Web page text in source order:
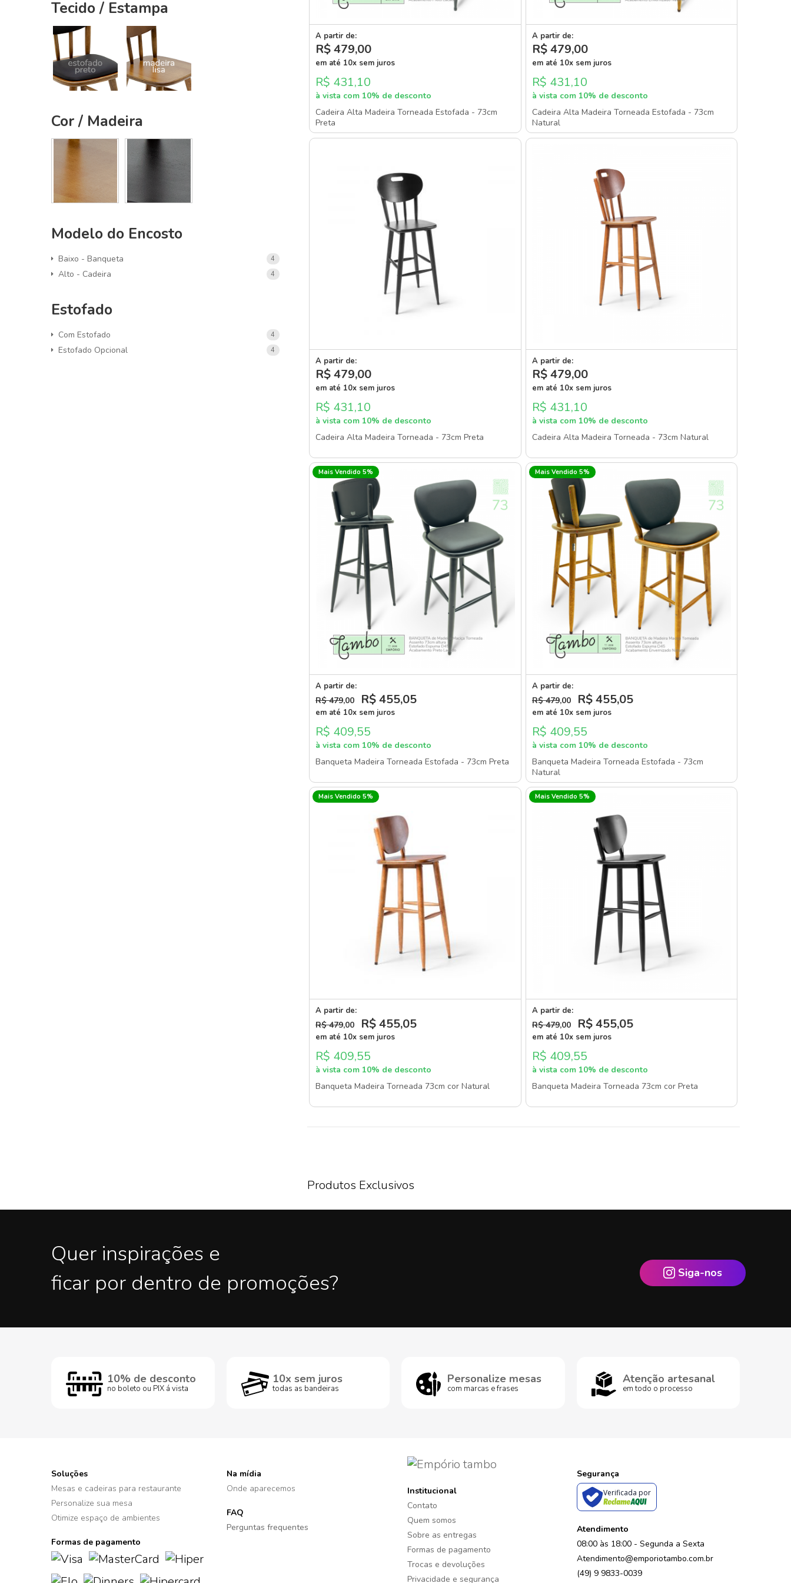
A partir de:
R$ 479,00
em até 10x sem juros
R$ 431,10
à vista com 10% de desconto
Cadeira Alta Madeira Torneada Estofada - 73cm
Preta
A partir de:
R$ 479,00
em até 10x sem juros
R$ 431,10
à vista com 10% de desconto
Cadeira Alta Madeira Torneada Estofada - 73cm
Natural
A partir de:
R$ 479,00
em até 10x sem juros
R$ 431,10
à vista com 10% de desconto
Cadeira Alta Madeira Torneada - 73cm Preta
A partir de:
R$ 479,00
em até 10x sem juros
R$ 431,10
à vista com 10% de desconto
Cadeira Alta Madeira Torneada - 73cm Natural
Mais Vendido 5%
A partir de:
R$ 479,00 R$ 455,05
em até 10x sem juros
R$ 409,55
à vista com 10% de desconto
Banqueta Madeira Torneada Estofada - 73cm Preta
Mais Vendido 5%
A partir de:
R$ 479,00 R$ 455,05
em até 10x sem juros
R$ 409,55
à vista com 10% de desconto
Banqueta Madeira Torneada Estofada - 73cm
Natural
Mais Vendido 5%
A partir de:
R$ 479,00 R$ 455,05
em até 10x sem juros
R$ 409,55
à vista com 10% de desconto
Banqueta Madeira Torneada 73cm cor Natural
Mais Vendido 5%
A partir de:
R$ 479,00 R$ 455,05
em até 10x sem juros
R$ 409,55
à vista com 10% de desconto
Banqueta Madeira Torneada 73cm cor Preta
Produtos Exclusivos
Tecido / Estampa
Cor / Madeira
Modelo do Encosto
Baixo - Banqueta 4 items
Alto - Cadeira 4 items
Estofado
Com Estofado 4 items
Estofado Opcional 4 items
Quer inspirações e
ficar por dentro de promoções?
Siga-nos
10% de desconto
no boleto ou PIX á vista
10x sem juros
todas as bandeiras
Personalize mesas
com marcas e frases
Atenção artesanal
em todo o processo
Soluções
Mesas e cadeiras para restaurante
Personalize sua mesa
Otimize espaço de ambientes
Formas de pagamento
Na mídia
Onde aparecemos
FAQ
Perguntas frequentes
Institucional
Contato
Quem somos
Sobre as entregas
Formas de pagamento
Trocas e devoluções
Privacidade e segurança
Segurança
Verificada por
Atendimento
08:00 às 18:00 - Segunda a Sexta
Atendimento@emporiotambo.com.br
(49) 9 9833-0039